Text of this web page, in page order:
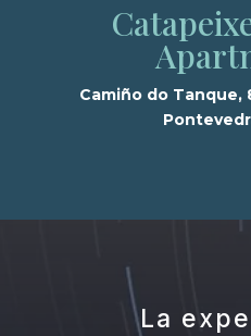
Camiño do Tanque,
La